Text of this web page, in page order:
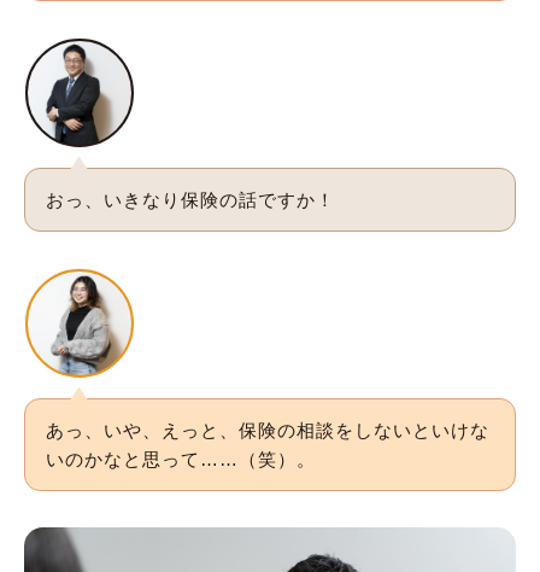
おっ、いきなり保険の話ですか！
あっ、いや、えっと、保険の相談をしないといけな
いのかなと思って……（笑）。